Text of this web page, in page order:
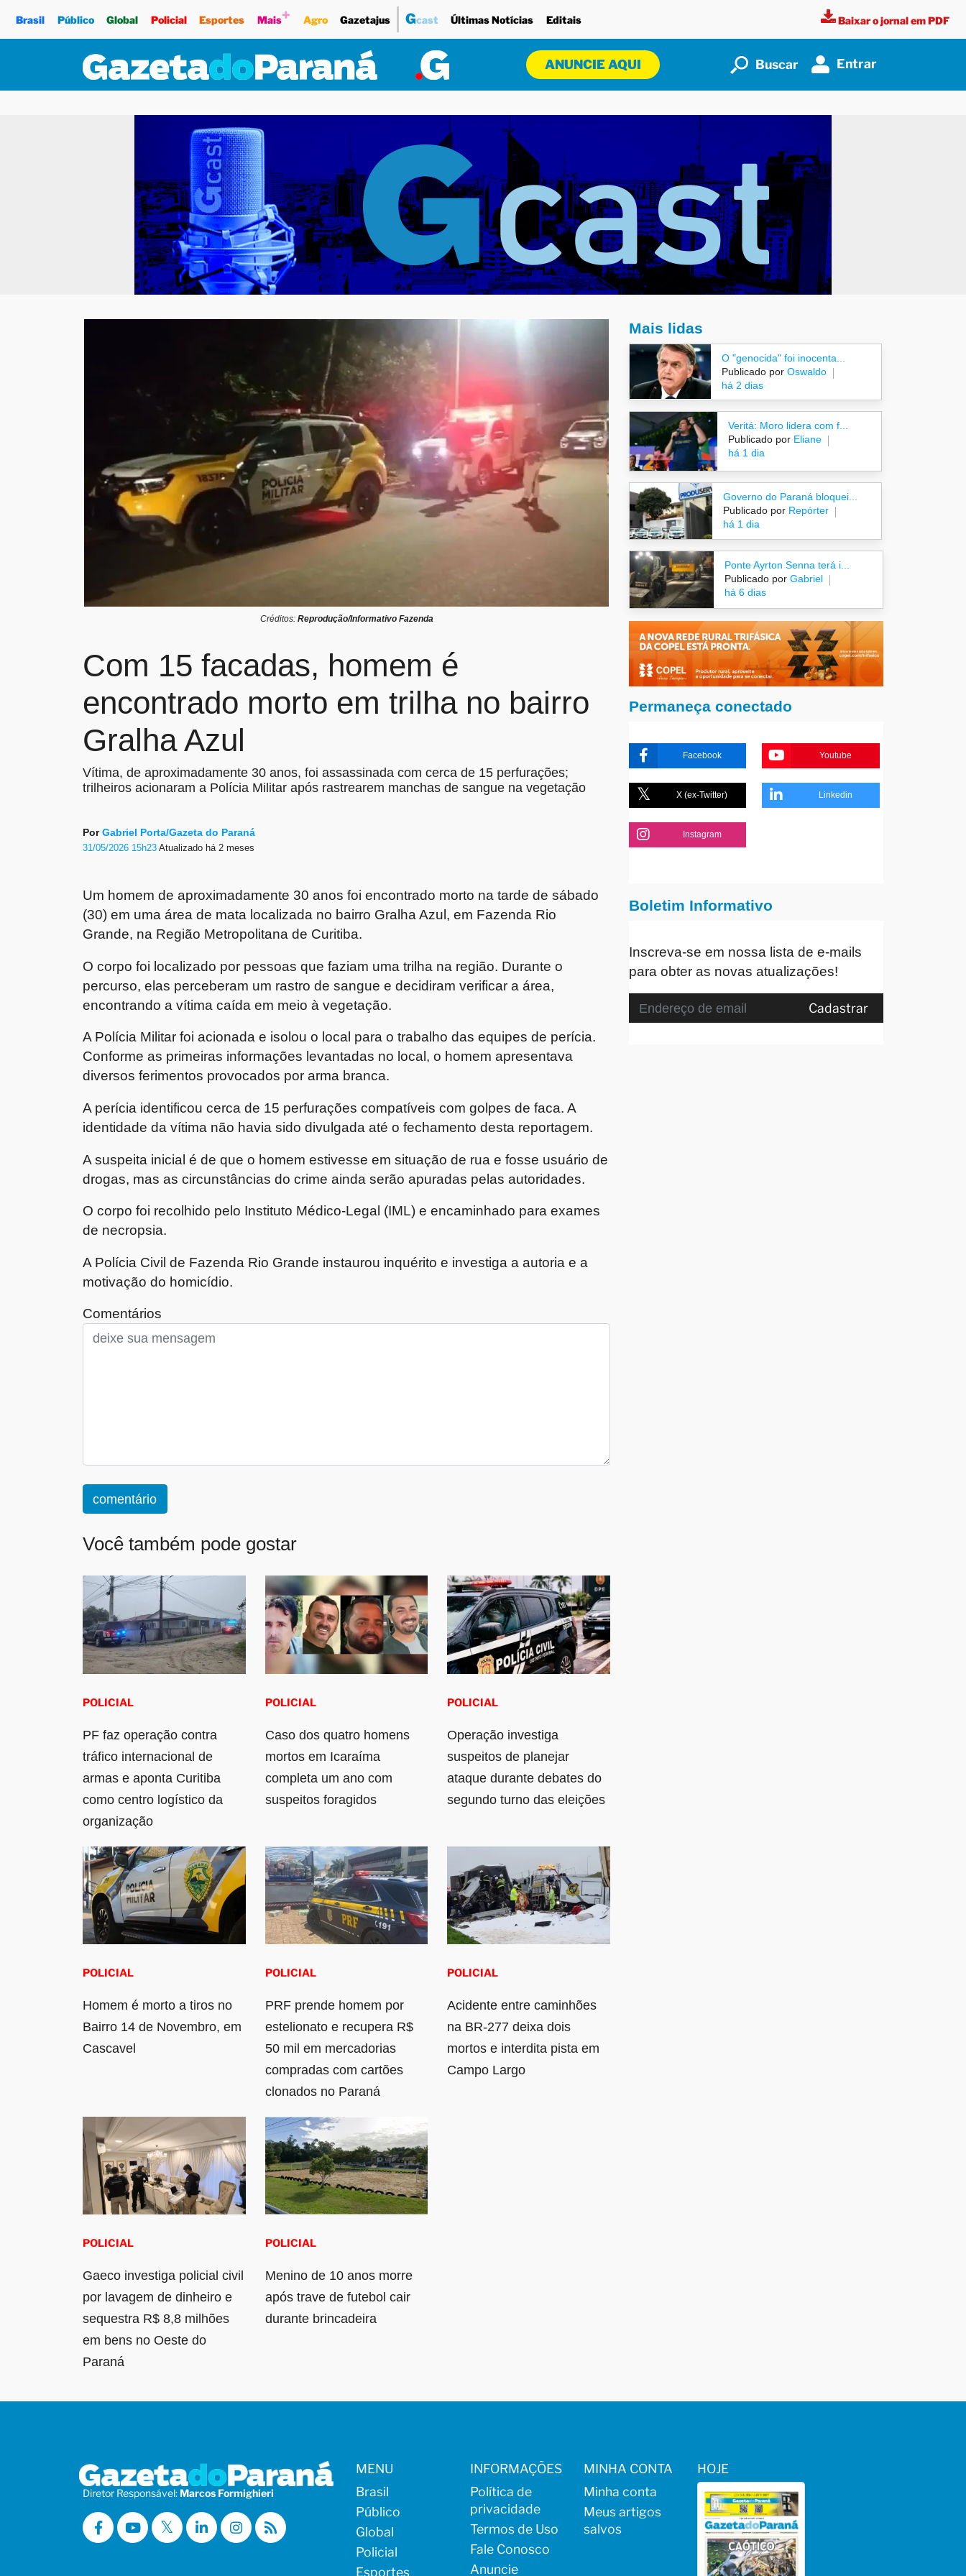
Brasil Público Global Policial Esportes Mais+ Agro Gazetajus Gcast Últimas Notícias Editais Baixar o jornal em PDF
ANUNCIE AQUI Buscar Entrar
Créditos: Reprodução/Informativo Fazenda
Com 15 facadas, homem é
encontrado morto em trilha no bairro
Gralha Azul
Vítima, de aproximadamente 30 anos, foi assassinada com cerca de 15 perfurações;
trilheiros acionaram a Polícia Militar após rastrearem manchas de sangue na vegetação
PorGabriel Porta/Gazeta do Paraná
31/05/2026 15h23Atualizado há 2 meses
Um homem de aproximadamente 30 anos foi encontrado morto na tarde de sábado
(30) em uma área de mata localizada no bairro Gralha Azul, em Fazenda Rio
Grande, na Região Metropolitana de Curitiba.
O corpo foi localizado por pessoas que faziam uma trilha na região. Durante o
percurso, elas perceberam um rastro de sangue e decidiram verificar a área,
encontrando a vítima caída em meio à vegetação.
A Polícia Militar foi acionada e isolou o local para o trabalho das equipes de perícia.
Conforme as primeiras informações levantadas no local, o homem apresentava
diversos ferimentos provocados por arma branca.
A perícia identificou cerca de 15 perfurações compatíveis com golpes de faca. A
identidade da vítima não havia sido divulgada até o fechamento desta reportagem.
A suspeita inicial é de que o homem estivesse em situação de rua e fosse usuário de
drogas, mas as circunstâncias do crime ainda serão apuradas pelas autoridades.
O corpo foi recolhido pelo Instituto Médico-Legal (IML) e encaminhado para exames
de necropsia.
A Polícia Civil de Fazenda Rio Grande instaurou inquérito e investiga a autoria e a
motivação do homicídio.
Comentários
comentário
Você também pode gostar
POLICIAL
PF faz operação contra
tráfico internacional de
armas e aponta Curitiba
como centro logístico da
organização
POLICIAL
Caso dos quatro homens
mortos em Icaraíma
completa um ano com
suspeitos foragidos
POLICIAL
Operação investiga
suspeitos de planejar
ataque durante debates do
segundo turno das eleições
POLICIAL
Homem é morto a tiros no
Bairro 14 de Novembro, em
Cascavel
POLICIAL
PRF prende homem por
estelionato e recupera R$
50 mil em mercadorias
compradas com cartões
clonados no Paraná
POLICIAL
Acidente entre caminhões
na BR-277 deixa dois
mortos e interdita pista em
Campo Largo
POLICIAL
Gaeco investiga policial civil
por lavagem de dinheiro e
sequestra R$ 8,8 milhões
em bens no Oeste do
Paraná
POLICIAL
Menino de 10 anos morre
após trave de futebol cair
durante brincadeira
Mais lidas
O "genocida" foi inocenta...
Publicado por Oswaldo
há 2 dias
Veritá: Moro lidera com f...
Publicado porEliane
há 1 dia
Governo do Paraná bloquei...
Publicado por Repórter
há 1 dia
Ponte Ayrton Senna terá i...
Publicado por Gabriel
há 6 dias
Permaneça conectado
Facebook Youtube
X (ex-Twitter) Linkedin
Instagram
Boletim Informativo
Inscreva-se em nossa lista de e-mails
para obter as novas atualizações!
Cadastrar
Diretor Responsável: Marcos Formighieri
MENU
Brasil
Público
Global
Policial
Esportes
INFORMAÇÕES
Política de
privacidade
Termos de Uso
Fale Conosco
Anuncie
MINHA CONTA
Minha conta
Meus artigos
salvos
HOJE